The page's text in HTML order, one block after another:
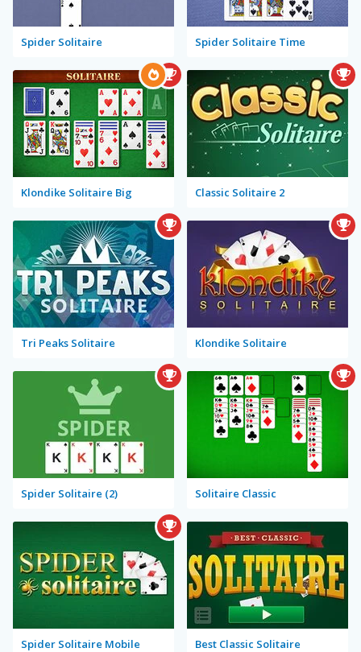
Spider Solitaire Spider Solitaire Time
Klondike Solitaire Big Classic Solitaire 2
Tri Peaks Solitaire Klondike Solitaire
Spider Solitaire (2) Solitaire Classic
Spider Solitaire Mobile Best Classic Solitaire